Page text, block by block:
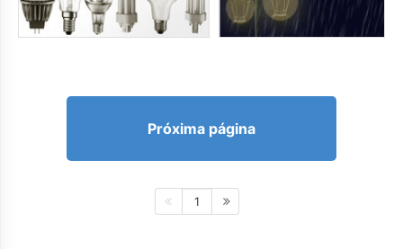
Próxima página
1